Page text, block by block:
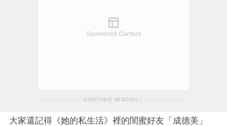
Sponsored Content
CONTINUE READING
大家還記得《她的私生活》裡的閨蜜好友「成德美」